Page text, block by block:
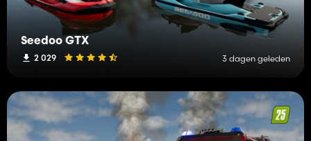
Seedoo GTX
2 029 3 dagen geleden